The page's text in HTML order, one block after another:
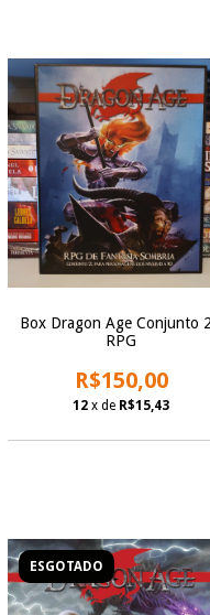
Box Dragon Age Conjunto
RPG
R$150,00
12 x de R$15,43
ESGOTADO